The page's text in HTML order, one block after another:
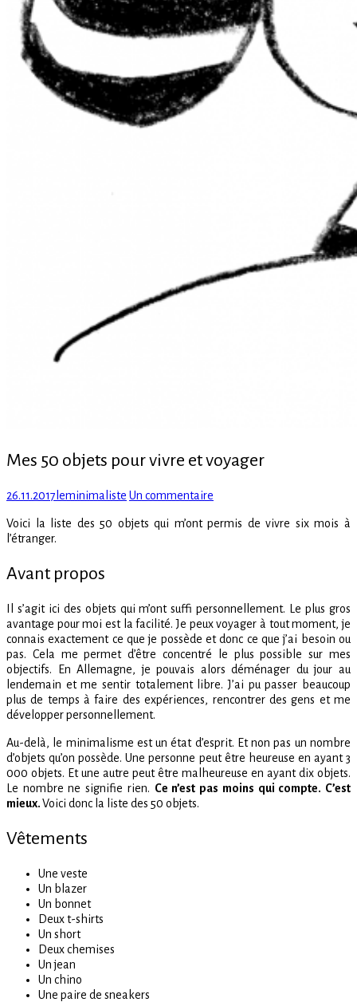
Mes 50 objets pour vivre et voyager
Posted
26.11.2017 Author
leminimaliste Un commentaire
50
voyager
Voici la liste des 50 objets qui m’ont permis de vivre six mois à
l’étranger.
Avant propos
Il s’agit ici des objets qui m’ont suffi personnellement. Le plus gros
avantage pour moi est la facilité. Je peux voyager à tout moment, je
connais exactement ce que je possède et donc ce que j’ai besoin ou
pas. Cela me permet d’être concentré le plus possible sur mes
objectifs. En Allemagne, je pouvais alors déménager du jour au
lendemain et me sentir totalement libre. J’ai pu passer beaucoup
plus de temps à faire des expériences, rencontrer des gens et me
développer personnellement.
Au-delà, le minimalisme est un état d’esprit. Et non pas un nombre
d’objets qu’on possède. Une personne peut être heureuse en ayant 3
000 objets. Et une autre peut être malheureuse en ayant dix objets.
Le nombre ne signifie rien. Ce n’est pas moins qui compte. C’est
mieux.Voici donc la liste des 50 objets.
Vêtements
Une veste
Un blazer
Un bonnet
Deux t-shirts
Un short
Deux chemises
Un jean
Un chino
Une paire de sneakers